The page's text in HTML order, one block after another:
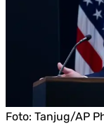
Foto: Tanjug/AP